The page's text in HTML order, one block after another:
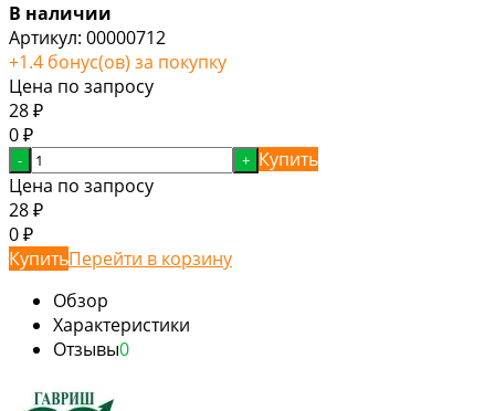
В наличии
Артикул: 00000712
+1.4 бонус(ов) за покупку
Цена по запросу
28 ₽
0 ₽
- + Купить
Цена по запросу
28 ₽
0 ₽
КупитьПерейти в корзину
Обзор
Характеристики
Отзывы0